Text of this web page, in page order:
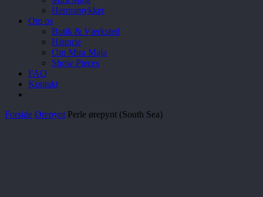
Herresmykker
Om os
Butik & Værksted
Historie
Om Mira Maja
Show Pieces
FAQ
Kontakt
Forside Ørepynt Perle ørepynt (South Sea)